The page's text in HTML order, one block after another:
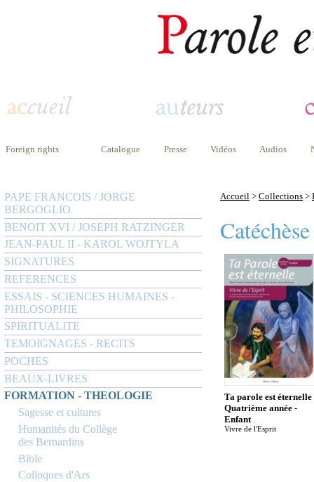
Foreign rights Catalogue Presse Vidéos Audios
PAPE FRANCOIS / JORGE
BERGOGLIO
BENOIT XVI / JOSEPH RATZINGER
JEAN-PAUL II - KAROL WOJTYLA
SIGNATURES
REFERENCES
ESSAIS - SCIENCES HUMAINES -
PHILOSOPHIE
SPIRITUALITE
TEMOIGNAGES - RECITS
POCHES
BEAUX-LIVRES
FORMATION - THEOLOGIE
Sagesse et cultures
Humanités du Collège
des Bernardins
Bible
Colloques d'Ars
Accueil > Collections >
Catéchèse
Ta parole est éternelle
Quatrième année -
Enfant
Vivre de l'Esprit